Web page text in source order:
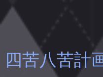
四苦八苦計